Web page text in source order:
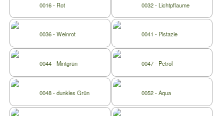
0016 - Rot 0032 - Lichtpflaume
0036 - Weinrot 0041 - Pistazie
0044 - Mintgrün 0047 - Petrol
0048 - dunkles Grün 0052 - Aqua